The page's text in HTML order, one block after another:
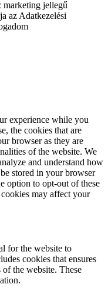
marketing jellegű
az Adatkezelési
experience while you
the cookies that are
browser as they are
of the website. We
and understand how
stored in your browser
option to opt-out of these
may affect your
for the website to
cookies that ensures
the website. These